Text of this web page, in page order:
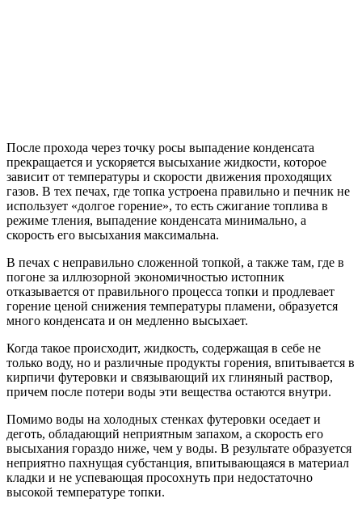
После прохода через точку росы выпадение конденсата
прекращается и ускоряется высыхание жидкости, которое
зависит от температуры и скорости движения проходящих
газов. В тех печах, где топка устроена правильно и печник не
использует «долгое горение», то есть сжигание топлива в
режиме тления, выпадение конденсата минимально, а
скорость его высыхания максимальна.
В печах с неправильно сложенной топкой, а также там, где в
погоне за иллюзорной экономичностью истопник
отказывается от правильного процесса топки и продлевает
горение ценой снижения температуры пламени, образуется
много конденсата и он медленно высыхает.
Когда такое происходит, жидкость, содержащая в себе не
только воду, но и различные продукты горения, впитывается в
кирпичи футеровки и связывающий их глиняный раствор,
причем после потери воды эти вещества остаются внутри.
Помимо воды на холодных стенках футеровки оседает и
деготь, обладающий неприятным запахом, а скорость его
высыхания гораздо ниже, чем у воды. В результате образуется
неприятно пахнущая субстанция, впитывающаяся в материал
кладки и не успевающая просохнуть при недостаточно
высокой температуре топки.